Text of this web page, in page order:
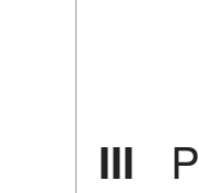
III